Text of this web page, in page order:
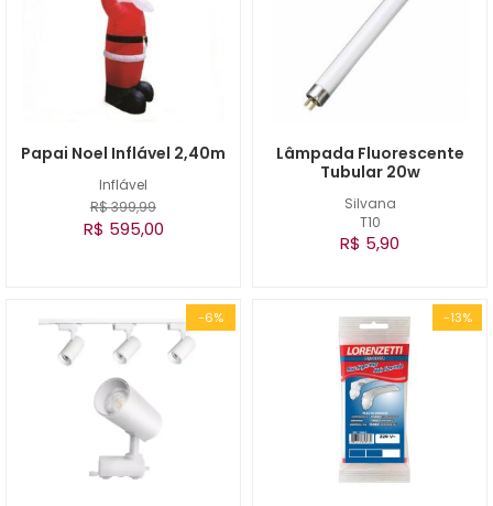
Inflável
Papai Noel Inflável 2,40m
R$ 399,99
R$ 595,00
Silvana
T10
Lâmpada Fluorescente
Tubular 20w
R$ 5,90
-6% -13%